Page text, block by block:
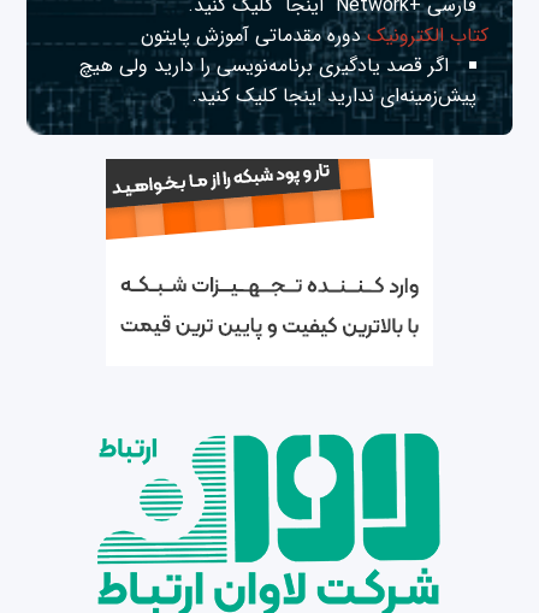
کتاب الکترونیکدوره مقدماتی آموزش پایتون
اگر قصد یادگیری برنامه‌نویسی را دارید ولی هیچ
پیش‌زمینه‌ای نداریداینجا کلیک کنید.